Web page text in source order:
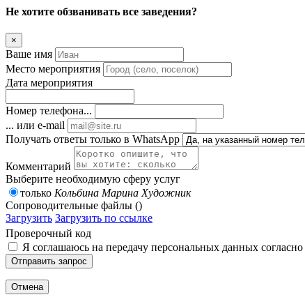
Не хотите обзванивать все заведения?
×
Ваше имя
Место мероприятия
Дата мероприятия
Номер телефона...
... или e-mail
Получать ответы только в WhatsApp
Комментарий
Выберите необходимую сферу услуг
только Кольбина Марина Художник
Сопроводительные файлы ()
Загрузить Загрузить по ссылке
Проверочный код
Я соглашаюсь на передачу персональных данных согласно
Отправить запрос
Отмена